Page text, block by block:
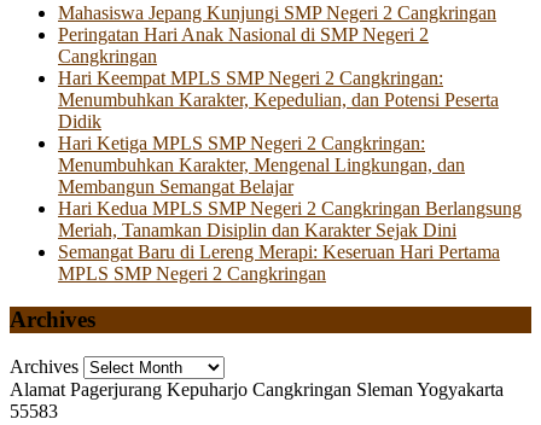
Mahasiswa Jepang Kunjungi SMP Negeri 2 Cangkringan
Peringatan Hari Anak Nasional di SMP Negeri 2
Cangkringan
Hari Keempat MPLS SMP Negeri 2 Cangkringan:
Menumbuhkan Karakter, Kepedulian, dan Potensi Peserta
Didik
Hari Ketiga MPLS SMP Negeri 2 Cangkringan:
Menumbuhkan Karakter, Mengenal Lingkungan, dan
Membangun Semangat Belajar
Hari Kedua MPLS SMP Negeri 2 Cangkringan Berlangsung
Meriah, Tanamkan Disiplin dan Karakter Sejak Dini
Semangat Baru di Lereng Merapi: Keseruan Hari Pertama
MPLS SMP Negeri 2 Cangkringan
Archives
Archives
Alamat Pagerjurang Kepuharjo Cangkringan Sleman Yogyakarta
55583